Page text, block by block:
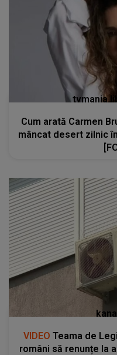
Cum arată Carmen
mâncat desert zilnic
VIDEO Teama de
români să renunțe la